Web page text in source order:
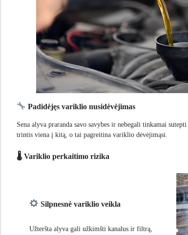
Padidėjęs variklio nusidėvėjimas
Sena alyva praranda savo savybes ir nebegali tinkamai
trintis viena į kitą, o tai pagreitina variklio dėvėjimąsi.
🌡 Variklio perkaitimo rizika
Silpnesnė variklio veikla
Užteršta alyva gali užkimšti kanalus ir filtrą,